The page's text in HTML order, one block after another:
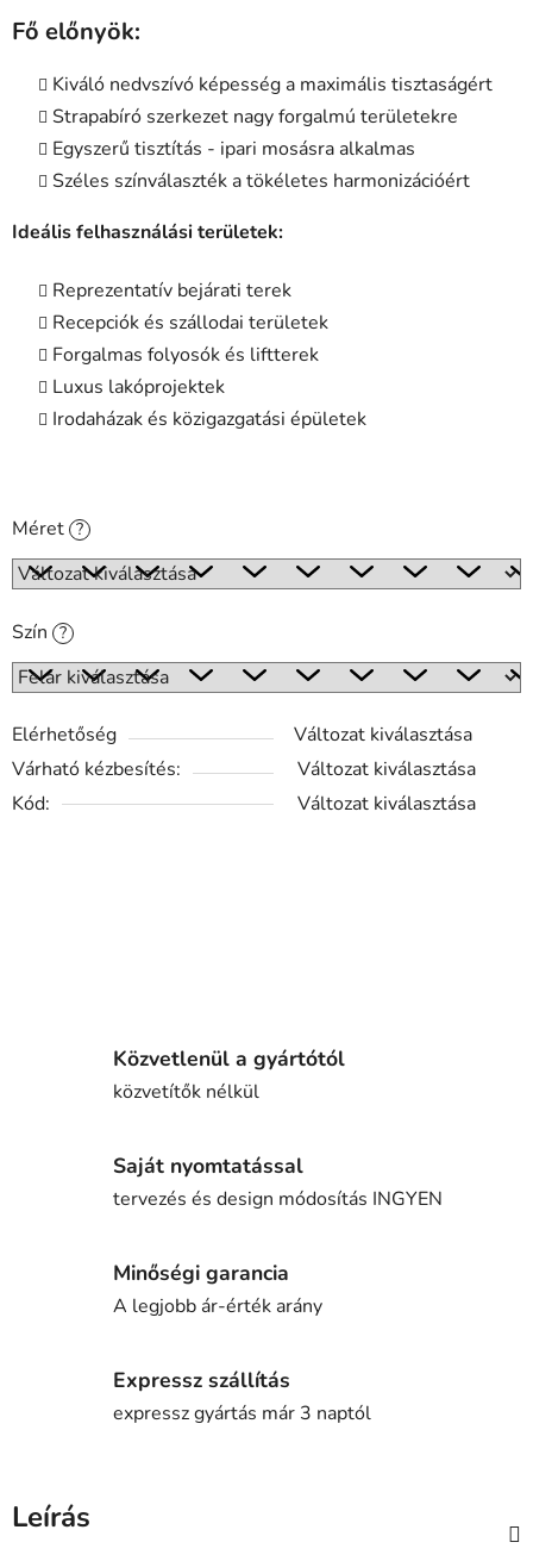
Fő előnyök:
Kiváló nedvszívó képesség a maximális tisztaságért
Strapabíró szerkezet nagy forgalmú területekre
Egyszerű tisztítás - ipari mosásra alkalmas
Széles színválaszték a tökéletes harmonizációért
Ideális felhasználási területek:
Reprezentatív bejárati terek
Recepciók és szállodai területek
Forgalmas folyosók és liftterek
Luxus lakóprojektek
Irodaházak és közigazgatási épületek
Méret ?
Szín ?
Elérhetőség
Változat kiválasztása
Várható kézbesítés:
Változat kiválasztása
Kód:
Változat kiválasztása
Közvetlenül a gyártótól
közvetítők nélkül
Saját nyomtatással
tervezés és design módosítás INGYEN
Minőségi garancia
A legjobb ár-érték arány
Expressz szállítás
expressz gyártás már 3 naptól
Leírás